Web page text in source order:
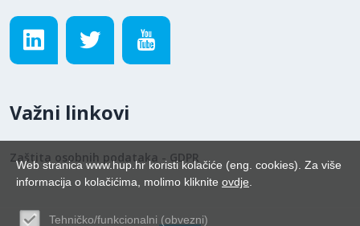
Važni linkovi
Zaštita osobnih podataka - GDPR
Web stranica www.hup.hr koristi kolačiće (eng. cookies). Za više
informacija o kolačićima, molimo kliknite ovdje
Tehničko/funkcionalni (obvezni)